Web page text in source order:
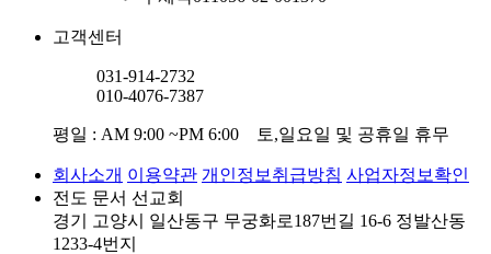
고객센터
031-914-2732
010-4076-7387
평일 : AM 9:00 ~PM 6:00 토,일요일 및 공휴일 휴무
회사소개 이용약관 개인정보취급방침 사업자정보확인
전도 문서 선교회
경기 고양시 일산동구 무궁화로187번길 16-6 정발산동
1233-4번지